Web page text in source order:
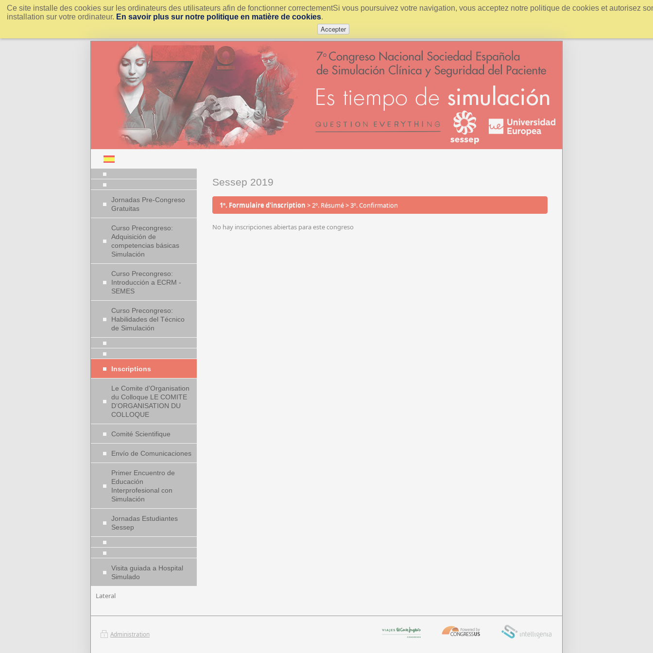
Ce site installe des cookies sur les ordinateurs des utilisateurs afin de fonctionner correctementSi vous poursuivez votre navigation, vous acceptez notre politique de cookies et autorisez
installation sur votre ordinateur. En savoir plus sur notre politique en matière de cookies.
Accepter
Jornadas Pre-Congreso
Gratuitas
Curso Precongreso:
Adquisición de
competencias básicas
Simulación
Curso Precongreso:
Introducción a ECRM -
SEMES
Curso Precongreso:
Habilidades del Técnico
de Simulación
Inscriptions
Le Comite d'Organisation
du Colloque LE COMITE
D’ORGANISATION DU
COLLOQUE
Comité Scientifique
Envío de Comunicaciones
Primer Encuentro de
Educación
Interprofesional con
Simulación
Jornadas Estudiantes
Sessep
Visita guiada a Hospital
Simulado
Lateral
Sessep 2019
1º. Formulaire d'inscription >2º. Résumé>3º. Confirmation
No hay inscripciones abiertas para este congreso
Administration